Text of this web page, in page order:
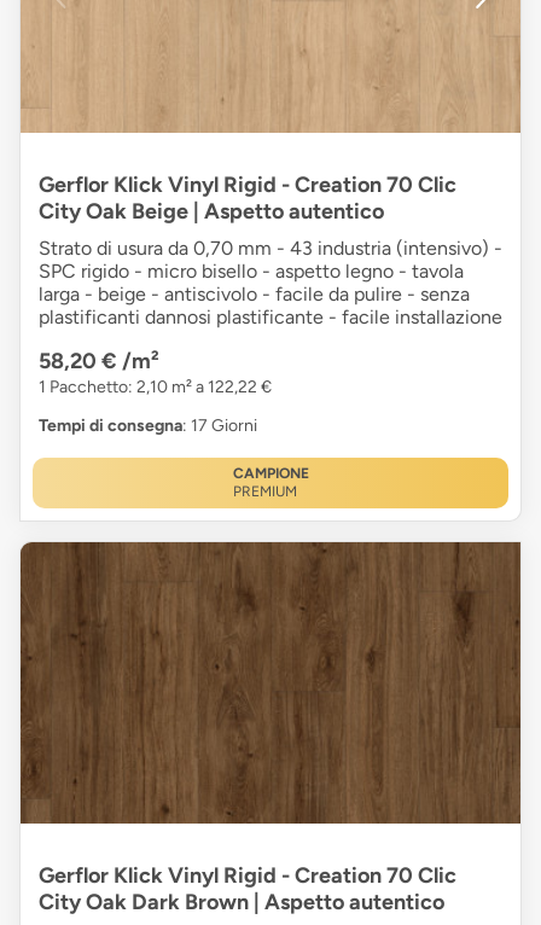
Gerflor Klick Vinyl Rigid - Creation 70 Clic
City Oak Beige | Aspetto autentico
Strato di usura da 0,70 mm - 43 industria (intensivo) -
SPC rigido - micro bisello - aspetto legno - tavola
larga - beige - antiscivolo - facile da pulire - senza
plastificanti dannosi plastificante - facile installazione
58,20 € /m²
1 Pacchetto: 2,10 m² a 122,22 €
Tempi di consegna: 17 Giorni
CAMPIONE
PREMIUM
Gerflor Klick Vinyl Rigid - Creation 70 Clic
City Oak Dark Brown | Aspetto autentico